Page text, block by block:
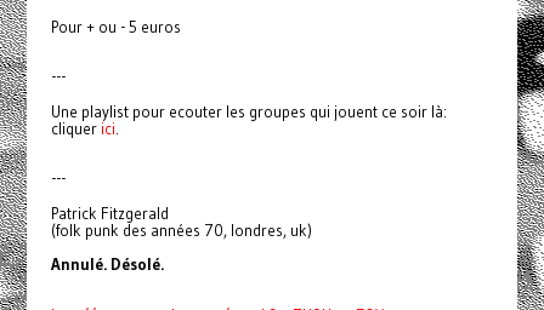
Pour + ou - 5 euros
---
Une playlist pour ecouter les groupes qui jouent ce soir là:
cliquer ici
---
Patrick Fitzgerald
(folk punk des années 70, londres, uk)
Annulé. Désolé.